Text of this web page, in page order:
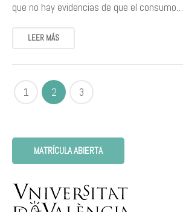
que no hay evidencias de que el consumo…
LEER MÁS
1 2 3
MATRÍCULA ABIERTA